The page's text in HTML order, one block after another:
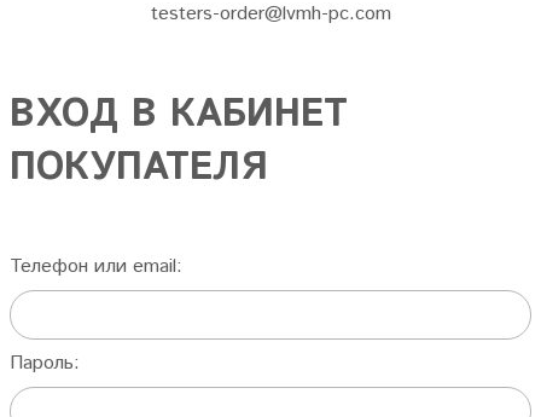
testers-order@lvmh-pc.com
ВХОД В КАБИНЕТ
ПОКУПАТЕЛЯ
Телефон или email:
Пароль: